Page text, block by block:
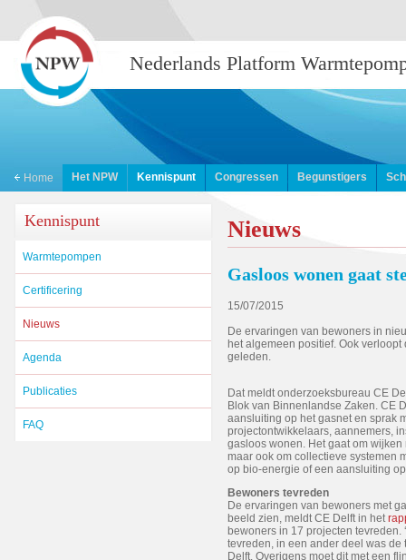
Nederlands Platform
Home Het NPW Kennispunt Congressen Begunstigers
Kennispunt
Warmtepompen
Certificering
Nieuws
Agenda
Publicaties
FAQ
Nieuws
Gasloos wonen gaat
15/07/2015
De ervaringen van bewoners in
het algemeen positief. Ook
geleden.
Dat meldt onderzoeksbureau CE
Blok van Binnenlandse Zaken. CE
aansluiting op het gasnet en sprak
projectontwikkelaars, aannemers,
gasloos wonen. Het gaat om
maar ook om collectieve systemen
op bio-energie of een aansluiting
Bewoners tevreden
De ervaringen van bewoners met
beeld zien, meldt CE Delft in het
bewoners in 17 projecten
tevreden, in een ander deel was de
Delft. Overigens moet dit met een